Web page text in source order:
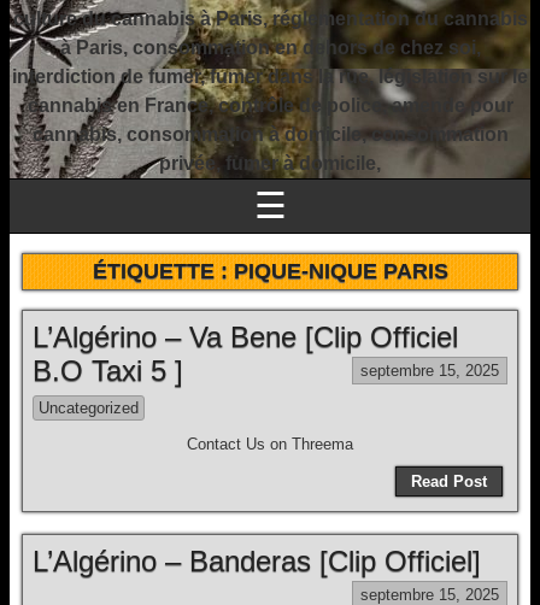
culture du cannabis à Paris, réglementation du cannabis
à Paris, consommation en dehors de chez soi,
interdiction de fumer, fumer dans la rue, législation sur le
cannabis en France, contrôle de police, amende pour
cannabis, consommation à domicile, consommation
privée, fumer à domicile,
☰
ÉTIQUETTE :PIQUE-NIQUE PARIS
L’Algérino – Va Bene [Clip Officiel
B.O Taxi 5 ]
septembre 15, 2025
Uncategorized
Contact Us on Threema
Read Post
L’Algérino – Banderas [Clip Officiel]
septembre 15, 2025